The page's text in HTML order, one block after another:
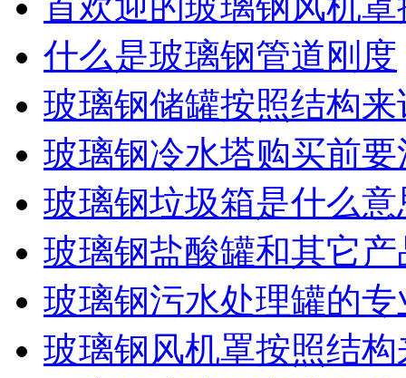
什么是玻璃钢管道刚度
玻璃钢储罐按照结构
玻璃钢冷水塔购买前
玻璃钢垃圾箱是什么意
玻璃钢盐酸罐和其它
玻璃钢污水处理罐的
玻璃钢风机罩按照结